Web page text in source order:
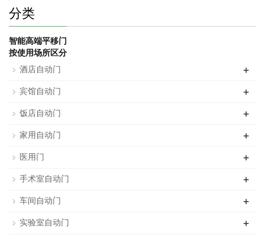
分类
智能高端平移门
按使用场所区分
酒店自动门
+
宾馆自动门 +
饭店自动门 +
家用自动门 +
医用门 +
手术室自动门 +
车间自动门 +
实验室自动门 +